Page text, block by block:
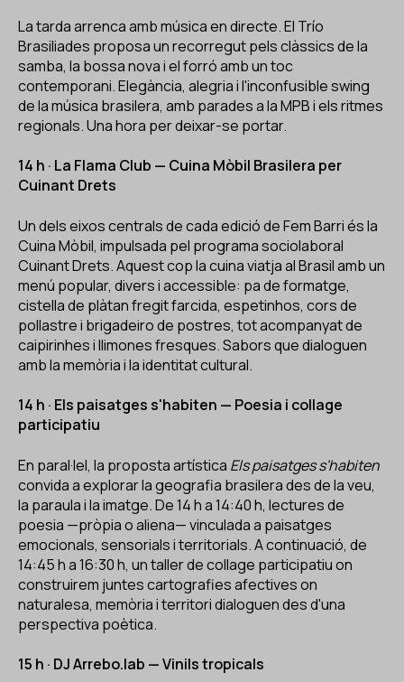
La tarda arrenca amb música en directe. El Trío
Brasiliades proposa un recorregut pels clàssics de la
samba, la bossa nova i el forró amb un toc
contemporani. Elegància, alegria i l'inconfusible swing
de la música brasilera, amb parades a la MPB i els ritmes
regionals. Una hora per deixar-se portar.
14 h · La Flama Club — Cuina Mòbil Brasilera per
Cuinant Drets
Un dels eixos centrals de cada edició de Fem Barri és la
Cuina Mòbil, impulsada pel programa sociolaboral
Cuinant Drets. Aquest cop la cuina viatja al Brasil amb un
menú popular, divers i accessible: pa de formatge,
cistella de plàtan fregit farcida, espetinhos, cors de
pollastre i brigadeiro de postres, tot acompanyat de
caipirinhes i llimones fresques. Sabors que dialoguen
amb la memòria i la identitat cultural.
14 h · Els paisatges s'habiten — Poesia i collage
participatiu
En paral·lel, la proposta artística Els paisatges s'habiten
convida a explorar la geografia brasilera des de la veu,
la paraula i la imatge. De 14 h a 14:40 h, lectures de
poesia —pròpia o aliena— vinculada a paisatges
emocionals, sensorials i territorials. A continuació, de
14:45 h a 16:30 h, un taller de collage participatiu on
construirem juntes cartografies afectives on
naturalesa, memòria i territori dialoguen des d'una
perspectiva poètica.
15 h · DJ Arrebo.lab — Vinils tropicals